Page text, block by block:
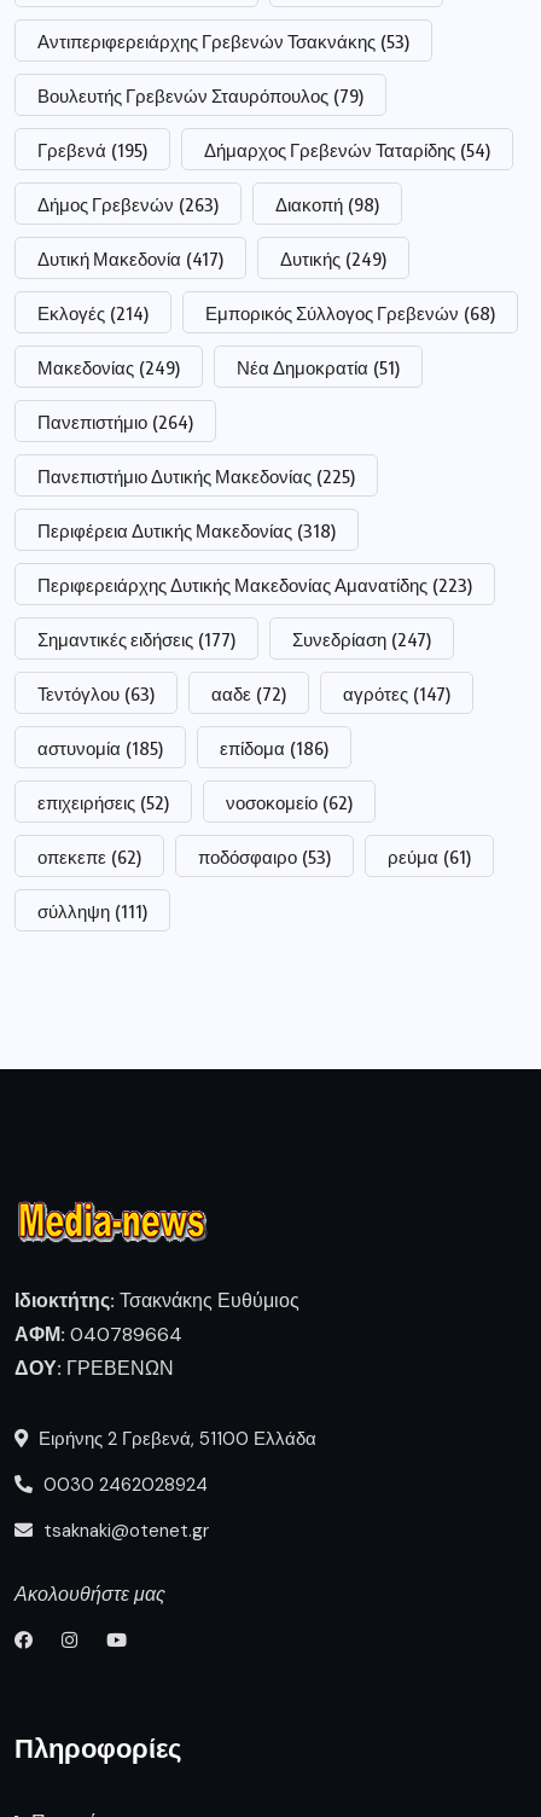
Αντιπεριφερειάρχης Γρεβενών Τσακνάκης (53)
Βουλευτής Γρεβενών Σταυρόπουλος (79)
Γρεβενά (195) Δήμαρχος Γρεβενών Ταταρίδης (54)
Δήμος Γρεβενών (263) Διακοπή (98)
Δυτική Μακεδονία (417) Δυτικής (249)
Εκλογές (214) Εμπορικός Σύλλογος Γρεβενών (68)
Μακεδονίας (249) Νέα Δημοκρατία (51)
Πανεπιστήμιο (264)
Πανεπιστήμιο Δυτικής Μακεδονίας (225)
Περιφέρεια Δυτικής Μακεδονίας (318)
Περιφερειάρχης Δυτικής Μακεδονίας Αμανατίδης (223)
Σημαντικές ειδήσεις (177) Συνεδρίαση (247)
Τεντόγλου (63) ααδε (72) αγρότες (147)
αστυνομία (185) επίδομα (186)
επιχειρήσεις (52) νοσοκομείο (62)
οπεκεπε (62) ποδόσφαιρο (53) ρεύμα (61)
σύλληψη (111)
Ιδιοκτήτης: Τσακνάκης Ευθύμιος
ΑΦΜ: 040789664
ΔΟΥ: ΓΡΕΒΕΝΩΝ
Ειρήνης 2 Γρεβενά, 51100 Ελλάδα
0030 2462028924
tsaknaki@otenet.gr
Ακολουθήστε μας
Πληροφορίες